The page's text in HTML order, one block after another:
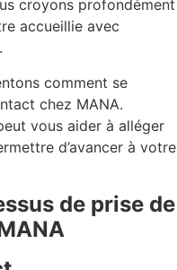
croyons profondément
accueillie avec
comment se
chez MANA.
vous aider à alléger
d’avancer à votre
de prise de